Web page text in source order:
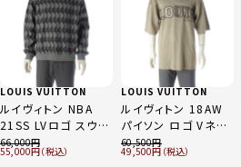
LOUIS VUITTON
ルイヴィトン NBA
21SS LVロゴ スウェ
ット RM211M グレー
L
66,000
55,000
LOUIS VUITTON
ルイヴィトン 18AW
パイソン ロゴ Vネッ
ク 半袖Ｔシャツ
HFN85WHOW ベー
60,500
49,500